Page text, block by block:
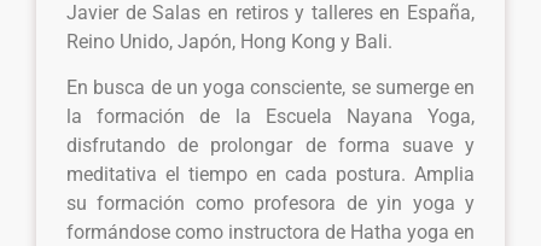
Javier de Salas en retiros y talleres en España,
Reino Unido, Japón, Hong Kong y Bali.
En busca de un yoga consciente, se sumerge en
la formación de la Escuela Nayana Yoga,
disfrutando de prolongar de forma suave y
meditativa el tiempo en cada postura. Amplia
su formación como profesora de yin yoga y
formándose como instructora de Hatha yoga en